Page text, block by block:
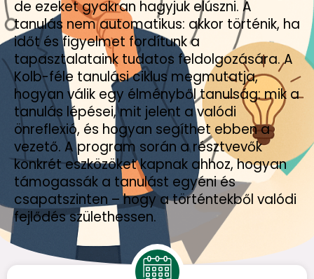
de ezeket gyakran hagyjuk elúszni. A
tanulás nem automatikus: akkor történik, ha
időt és figyelmet fordítunk a
tapasztalataink tudatos feldolgozására. A
Kolb-féle tanulási ciklus megmutatja,
hogyan válik egy élményből tanulság: mik a
tanulás lépései, mit jelent a valódi
önreflexió, és hogyan segíthet ebben a
vezető. A program során a résztvevők
konkrét eszközöket kapnak ahhoz, hogyan
támogassák a tanulást egyéni és
csapatszinten – hogy a történtekből valódi
fejlődés születhessen.